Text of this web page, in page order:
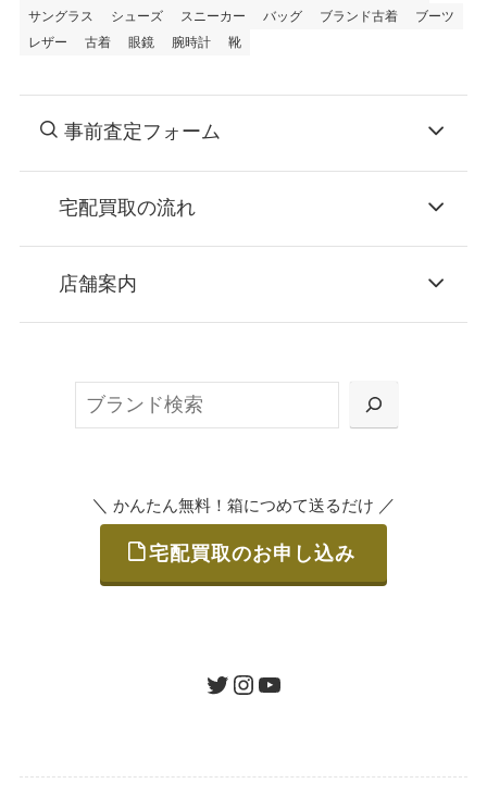
サングラス
シューズ スニーカー バッグ ブランド古着
ブーツ
レザー
古着 眼鏡 腕時計 靴
事前査定フォーム
宅配買取の流れ
お申込み
または梱包材不要の「集荷申込」からお選び
ご発送
店舗案内
＼ かんたん無料！箱につめて送るだけ ／
宅配買取のお申し込み
ツイッターインスタグラムユーチューブ